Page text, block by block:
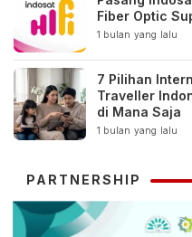
Fiber Optic
1 bulan yang lalu
7 Pilihan
Traveller
di Mana Saja
1 bulan yang lalu
PARTNERSHIP